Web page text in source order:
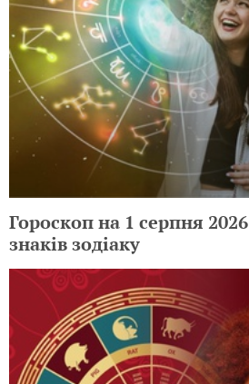
Гороскоп на 1 серпня
знаків зодіаку